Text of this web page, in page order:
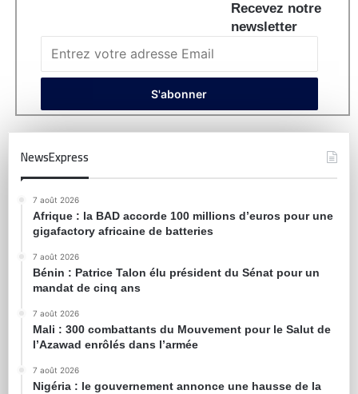
Recevez notre
newsletter
NewsExpress
7 août 2026
Afrique : la BAD accorde 100 millions d’euros pour une
gigafactory africaine de batteries
7 août 2026
Bénin : Patrice Talon élu président du Sénat pour un
mandat de cinq ans
7 août 2026
Mali : 300 combattants du Mouvement pour le Salut de
l’Azawad enrôlés dans l’armée
7 août 2026
Nigéria : le gouvernement annonce une hausse de la